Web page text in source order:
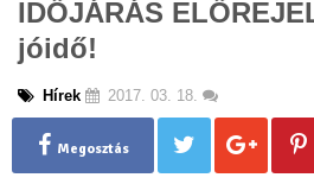
IDŐJÁRÁS
jóidő!
Hírek 2017. 03. 18.
Megosztás